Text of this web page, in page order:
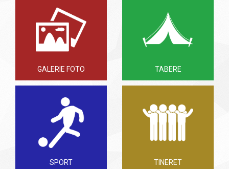
GALERIE FOTO TABERE
SPORT TINERET